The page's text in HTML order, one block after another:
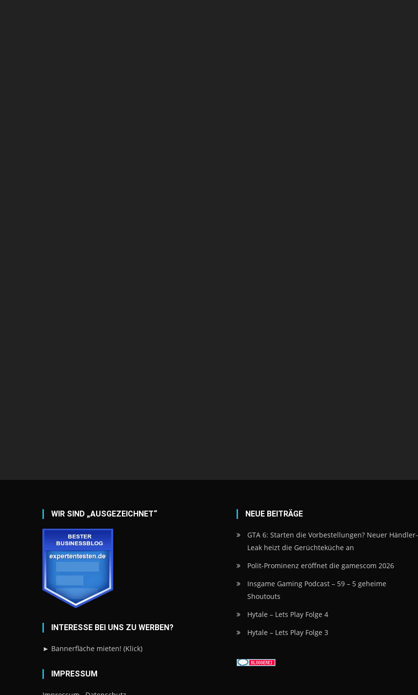
WIR SIND „AUSGEZEICHNET“
INTERESSE BEI UNS ZU WERBEN?
► Bannerfläche mieten! (Klick)
IMPRESSUM
NEUE BEITRÄGE
GTA 6: Starten die Vorbestellungen? Neuer Händler-
Leak heizt die Gerüchteküche an
Polit-Prominenz eröffnet die gamescom 2026
Insgame Gaming Podcast – 59 – 5 geheime
Shoutouts
Hytale – Lets Play Folge 4
Hytale – Lets Play Folge 3